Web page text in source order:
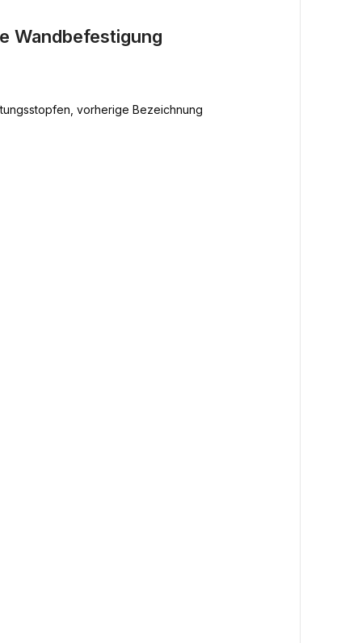
Wandbefestigung
vorherige Bezeichnung